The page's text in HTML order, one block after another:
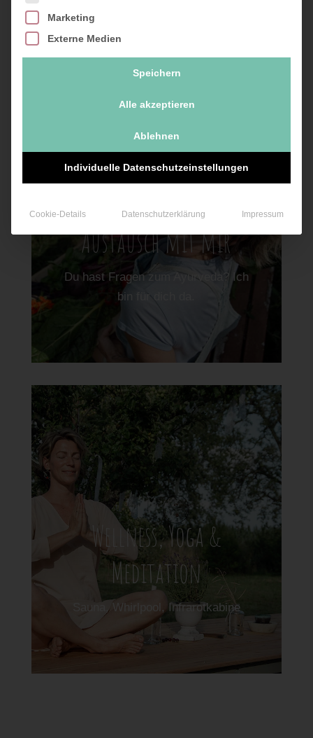
Austausch mit mir
Du hast Fragen zum Ayurveda? Ich
bin für dich da.
Wellness, Yoga &
Meditation
Sauna, Whirlpool, Infrarotkabine
Marketing
Externe Medien
Speichern
Alle akzeptieren
Ablehnen
Individuelle Datenschutzeinstellungen
Cookie-Details Datenschutzerklärung Impressum